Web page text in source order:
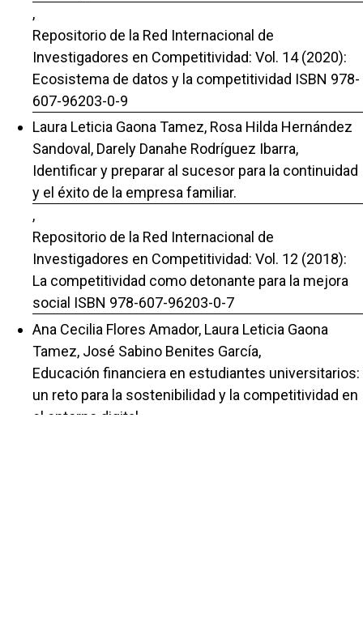
,
Repositorio de la Red Internacional de
Investigadores en Competitividad: Vol. 14 (2020):
Ecosistema de datos y la competitividad ISBN 978-
607-96203-0-9
Laura Leticia Gaona Tamez, Rosa Hilda Hernández
Sandoval, Darely Danahe Rodríguez Ibarra,
Identificar y preparar al sucesor para la continuidad
y el éxito de la empresa familiar.
,
Repositorio de la Red Internacional de
Investigadores en Competitividad: Vol. 12 (2018):
La competitividad como detonante para la mejora
social ISBN 978-607-96203-0-7
Ana Cecilia Flores Amador, Laura Leticia Gaona
Tamez, José Sabino Benites García,
Educación financiera en estudiantes universitarios:
un reto para la sostenibilidad y la competitividad en
el entorno digital